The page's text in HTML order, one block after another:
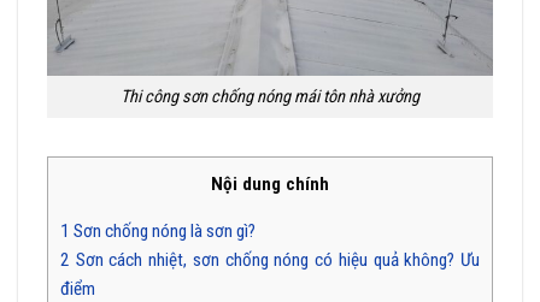
Thi công sơn chống nóng mái tôn nhà xưởng
Nội dung chính
1 Sơn chống nóng là sơn gì?
2 Sơn cách nhiệt, sơn chống nóng có hiệu quả không? Ưu
điểm